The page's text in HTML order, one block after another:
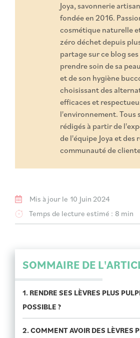
Joya, savonnerie
fondée en 2016.
cosmétique naturelle
zéro déchet depuis
partage sur ce blog
prendre soin de sa
et de son hygiène
choisissant des
efficaces et
l'environnement. Tous
rédigés à partir de
de l'équipe Joya et des
communauté de
Mis à jour le 10 Juin 2024
Temps de lecture estimé : 8 min
SOMMAIRE DE
1. RENDRE SES LÈVRES PLUS
POSSIBLE ?
2. COMMENT AVOIR DES LÈVRES